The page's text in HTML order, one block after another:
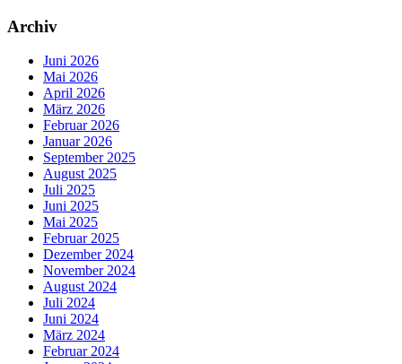
Archiv
Juni 2026
Mai 2026
April 2026
März 2026
Februar 2026
Januar 2026
September 2025
August 2025
Juli 2025
Juni 2025
Mai 2025
Februar 2025
Dezember 2024
November 2024
August 2024
Juli 2024
Juni 2024
März 2024
Februar 2024